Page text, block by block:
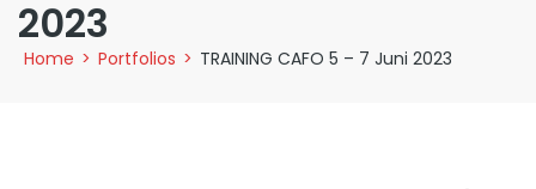
2023
Home > Portfolios > TRAINING CAFO 5 – 7 Juni 2023